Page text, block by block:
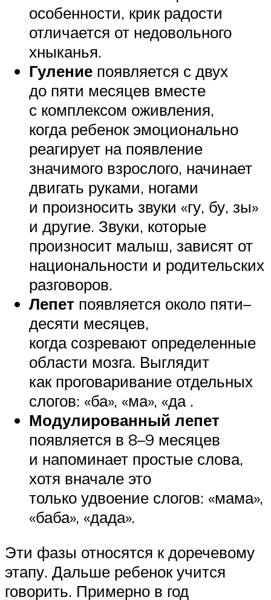
особенности, крик радости
отличается от недовольного
хныканья.
Гуление появляется с двух
до пяти месяцев вместе
с комплексом оживления,
когда ребенок эмоционально
реагирует на появление
значимого взрослого, начинает
двигать руками, ногами
и произносить звуки «гу, бу, зы»
и другие. Звуки, которые
произносит малыш, зависят от
национальности и родительских
разговоров.
Лепет появляется около пяти–
десяти месяцев,
когда созревают определенные
области мозга. Выглядит
как проговаривание отдельных
слогов: «ба», «ма», «да .
Модулированный лепет
появляется в 8–9 месяцев
и напоминает простые слова,
хотя вначале это
только удвоение слогов: «мама»,
«баба», «дада».
Эти фазы относятся к доречевому
этапу. Дальше ребенок учится
говорить. Примерно в год